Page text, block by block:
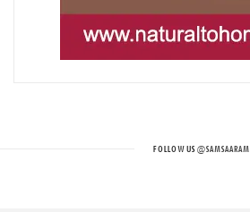
FOLLOW US@SAMSAARAM